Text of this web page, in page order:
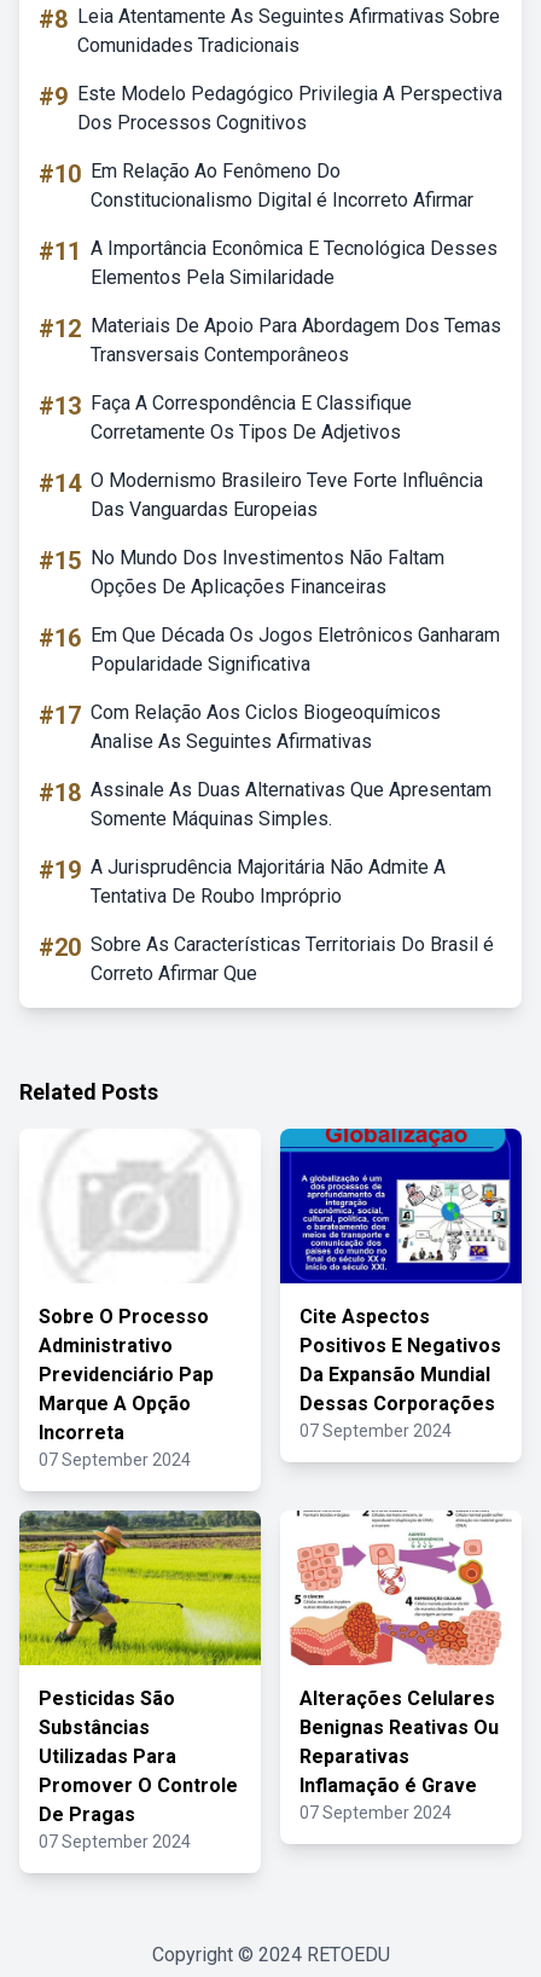
#8 Leia Atentamente As Seguintes Afirmativas Sobre
Comunidades Tradicionais
#9 Este Modelo Pedagógico Privilegia A Perspectiva
Dos Processos Cognitivos
#10 Em Relação Ao Fenômeno Do
Constitucionalismo Digital é Incorreto Afirmar
#11 A Importância Econômica E Tecnológica Desses
Elementos Pela Similaridade
#12 Materiais De Apoio Para Abordagem Dos Temas
Transversais Contemporâneos
#13 Faça A Correspondência E Classifique
Corretamente Os Tipos De Adjetivos
#14 O Modernismo Brasileiro Teve Forte Influência
Das Vanguardas Europeias
#15 No Mundo Dos Investimentos Não Faltam
Opções De Aplicações Financeiras
#16 Em Que Década Os Jogos Eletrônicos Ganharam
Popularidade Significativa
#17 Com Relação Aos Ciclos Biogeoquímicos
Analise As Seguintes Afirmativas
#18 Assinale As Duas Alternativas Que Apresentam
Somente Máquinas Simples.
#19 A Jurisprudência Majoritária Não Admite A
Tentativa De Roubo Impróprio
#20 Sobre As Características Territoriais Do Brasil é
Correto Afirmar Que
Related Posts
Sobre O Processo
Administrativo
Previdenciário Pap
Marque A Opção
Incorreta
07 September 2024
Cite Aspectos
Positivos E Negativos
Da Expansão Mundial
Dessas Corporações
07 September 2024
Pesticidas São
Substâncias
Utilizadas Para
Promover O Controle
De Pragas
07 September 2024
Alterações Celulares
Benignas Reativas Ou
Reparativas
Inflamação é Grave
07 September 2024
Copyright © 2024 RETOEDU